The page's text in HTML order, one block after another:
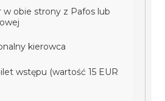
w obie strony z Pafos lub
kierowca
wstępu (wartość 15 EUR